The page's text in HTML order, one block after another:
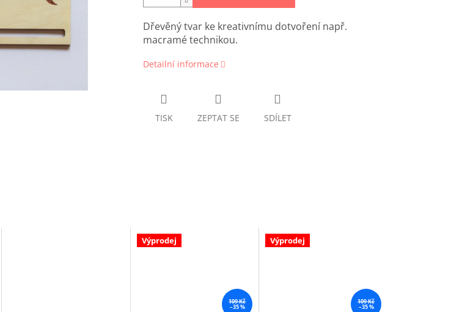
Dřevěný tvar ke kreativnímu dotvoření např.
macramé technikou.
Detailní informace
TISK ZEPTAT SE SDÍLET
Výprodej
109 Kč
–35 %
Výprodej
109 Kč
–35 %